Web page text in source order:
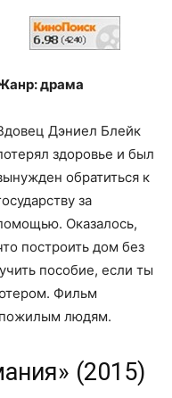
драма
Дэниел Блейк
здоровье и был
обратиться к
за
Оказалось,
построить дом без
пособие, если ты
Фильм
людям.
(2015)